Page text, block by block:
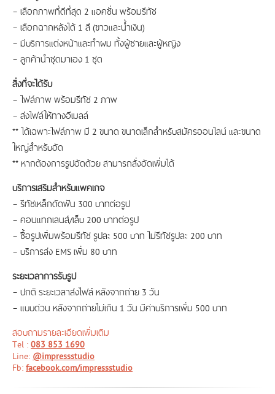
– เลือกภาพที่ดีที่สุด 2 แอคชั่น พร้อมรีทัช
– เลือกฉากหลังได้ 1 สี (ขาวและน้ำเงิน)
– มีบริการแต่งหน้าและทำผม ทั้งผู้ชายและผู้หญิง
– ลูกค้านำชุดมาเอง 1 ชุด
สิ่งที่จะได้รับ
– ไฟล์ภาพ พร้อมรีทัช 2 ภาพ
– ส่งไฟล์ให้ทางอีเมลล์
** ได้เฉพาะไฟล์ภาพ มี 2 ขนาด ขนาดเล็กสำหรับสมัครออนไลน์ และขนาด
ใหญ่สำหรับอัด
** หากต้องการรูปอัดด้วย สามารถสั่งอัดเพิ่มได้
บริการเสริมสำหรับแพคเกจ
– รีทัชเหล็กดัดฟัน 300 บาทต่อรูป
– คอนแทกเลนส์/เล็บ 200 บาทต่อรูป
– ซื้อรูปเพิ่มพร้อมรีทัช รูปละ 500 บาท ไม่รีทัชรูปละ 200 บาท
– บริการส่ง EMS เพิ่ม 80 บาท
ระยะเวลาการรับรูป
– ปกติ ระยะเวลาส่งไฟล์ หลังจากถ่าย 3 วัน
– แบบด่วน หลังจากถ่ายไม่เกิน 1 วัน มีค่าบริการเพิ่ม 500 บาท
สอบถามรายละเอียดเพิ่มเติม
Tel : 083 853 1690
Line: @impressstudio
Fb: facebook.com/impressstudio